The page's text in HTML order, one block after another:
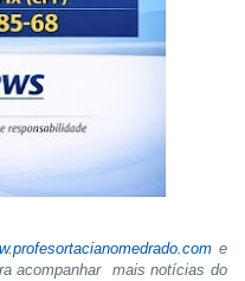
e
acompanhar mais notícias do